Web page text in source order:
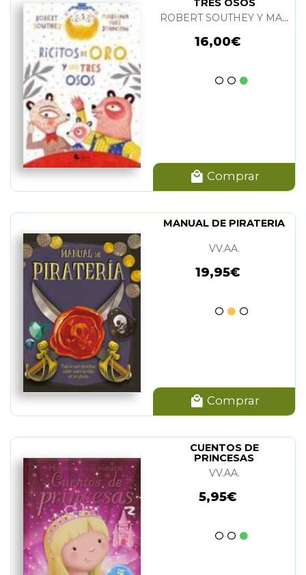
TRES OSOS
ROBERT SOUTHEY Y MARIANA RUIZ JOHNSON
16,00€
Comprar
MANUAL DE PIRATERIA
VV.AA.
19,95€
Comprar
CUENTOS DE
PRINCESAS
VV.AA.
5,95€